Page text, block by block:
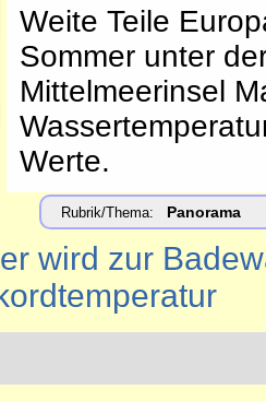
Weite Teile
Sommer unter
Mittelmeerinsel
Werte.
Rubrik/Thema: Panorama
wird zur